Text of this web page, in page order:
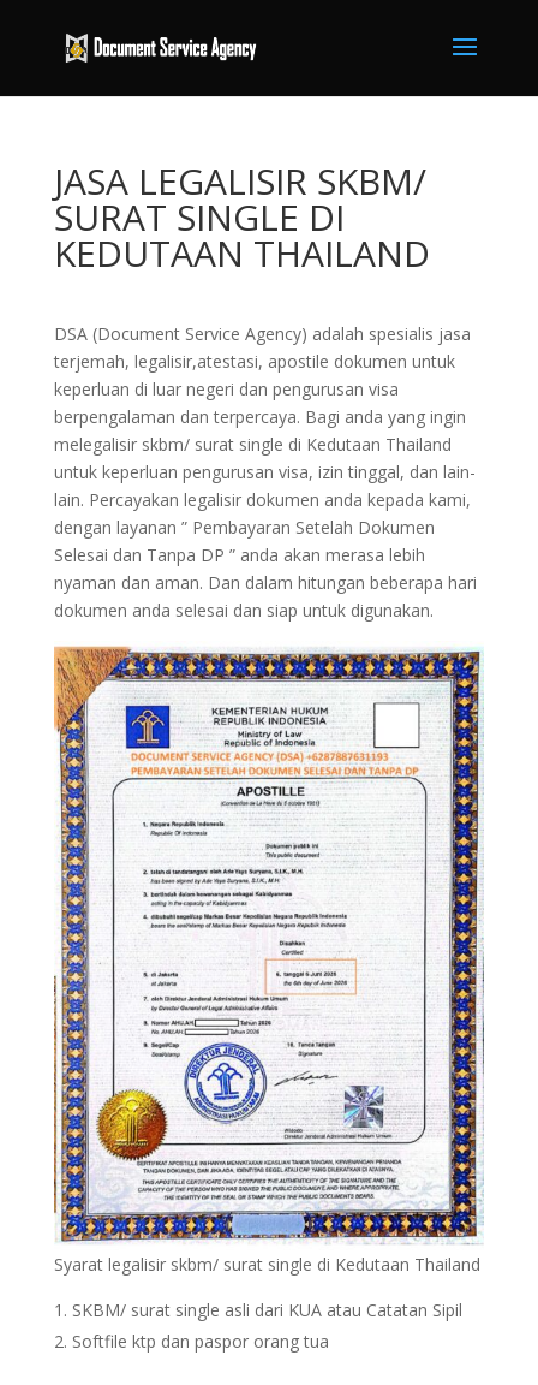
JASA LEGALISIR SKBM/
SURAT SINGLE DI
KEDUTAAN THAILAND
DSA (Document Service Agency) adalah spesialis jasa
terjemah, legalisir,atestasi, apostile dokumen untuk
keperluan di luar negeri dan pengurusan visa
berpengalaman dan terpercaya. Bagi anda yang ingin
melegalisir skbm/ surat single di Kedutaan Thailand
untuk keperluan pengurusan visa, izin tinggal, dan lain-
lain. Percayakan legalisir dokumen anda kepada kami,
dengan layanan ” Pembayaran Setelah Dokumen
Selesai dan Tanpa DP ” anda akan merasa lebih
nyaman dan aman. Dan dalam hitungan beberapa hari
dokumen anda selesai dan siap untuk digunakan.
Syarat legalisir skbm/ surat single di Kedutaan Thailand
SKBM/ surat single asli dari KUA atau Catatan Sipil
Softfile ktp dan paspor orang tua